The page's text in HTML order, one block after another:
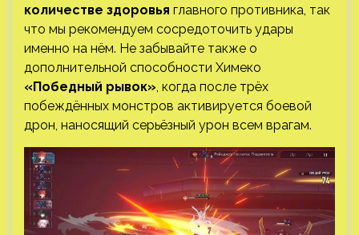
количестве здоровья главного противника, так
что мы рекомендуем сосредоточить удары
именно на нём. Не забывайте также о
дополнительной способности Химеко
«Победный рывок», когда после трёх
побеждённых монстров активируется боевой
дрон, наносящий серьёзный урон всем врагам.